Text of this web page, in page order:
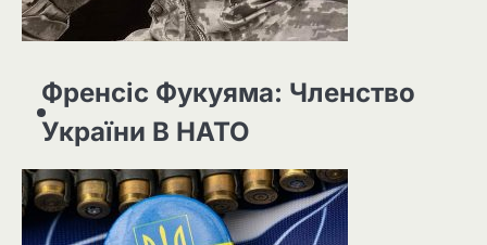
Френсіс Фукуяма: Членство
України В НАТО